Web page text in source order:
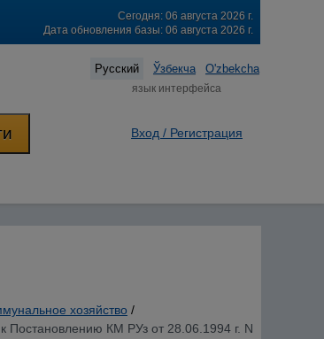
Сегодня: 06 августа 2026 г.
Дата обновления базы: 06 августа 2026 г.
Русский Ўзбекча O'zbekcha
язык интерфейса
Вход / Регистрация
хозяйство /
КМ РУз от 28.06.1994 г. N